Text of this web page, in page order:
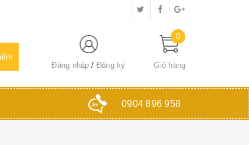
Đăng nhập Đăng ký
0
Giỏ hàng
0904 896 958